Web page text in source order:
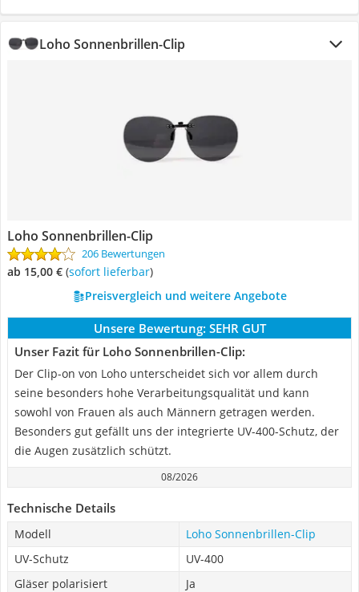
Loho Sonnenbrillen-Clip
Loho Sonnenbrillen-Clip
206 Bewertungen
ab 15,00 € ( Sofort lieferbar)
Preisvergleich und weitere Angebote
Unsere Bewertung: SEHR GUT
Unser Fazit für Loho Sonnenbrillen-Clip:
Der Clip-on von Loho unterscheidet sich vor allem durch
seine besonders hohe Verarbeitungsqualität und kann
sowohl von Frauen als auch Männern getragen werden.
Besonders gut gefällt uns der integrierte UV-400-Schutz, der
die Augen zusätzlich schützt.
08/2026
Technische Details
Modell
Loho Sonnenbrillen-Clip
UV-Schutz
UV-400
Gläser polarisiert
Ja